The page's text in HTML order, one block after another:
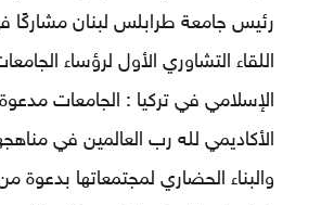
رئيس جامعة طرابلس لبنان مشاركًا
اللقاء التشاوري الأول لرؤساء
الإسلامي في تركيا : الجامعات
الأكاديمي لله رب العالمين في
والبناء الحضاري لمجتمعاتها بدعوة